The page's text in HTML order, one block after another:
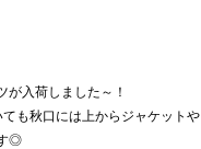
入荷しました～！
も秋口には上からジャケットや
◎